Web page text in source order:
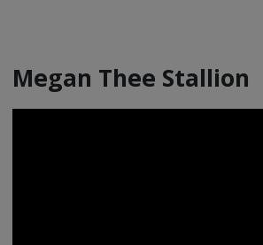
Megan Thee Stallion